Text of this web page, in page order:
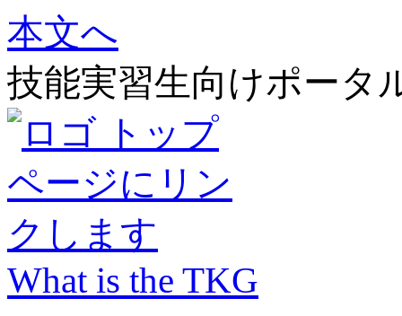
本文へ
技能実習生向けポータ
What is the TKG